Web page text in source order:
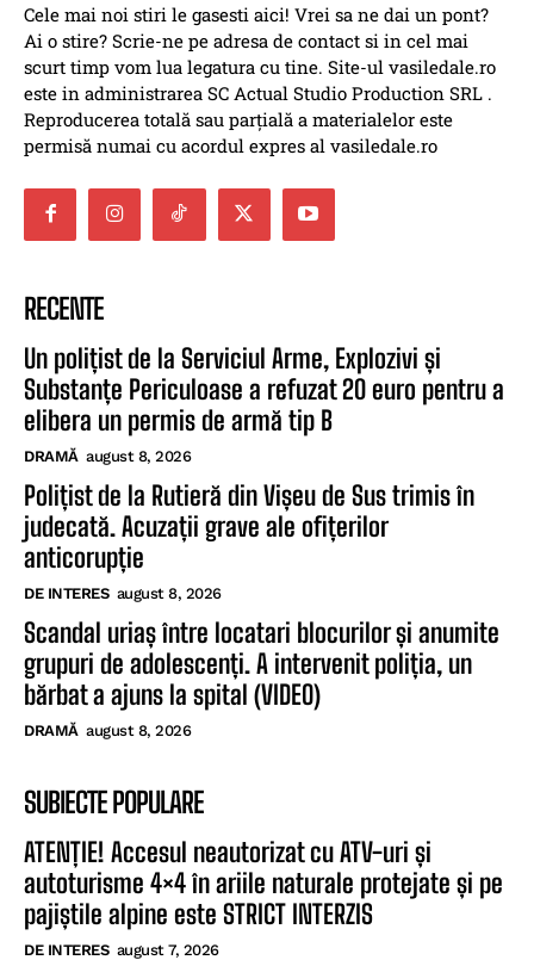
Cele mai noi stiri le gasesti aici! Vrei sa ne dai un pont?
Ai o stire? Scrie-ne pe adresa de contact si in cel mai
scurt timp vom lua legatura cu tine. Site-ul vasiledale.ro
este in administrarea SC Actual Studio Production SRL .
Reproducerea totală sau parțială a materialelor este
permisă numai cu acordul expres al vasiledale.ro
RECENTE
Un polițist de la Serviciul Arme, Explozivi și
Substanțe Periculoase a refuzat 20 euro pentru a
elibera un permis de armă tip B
DRAMĂ august 8, 2026
Polițist de la Rutieră din Vișeu de Sus trimis în
judecată. Acuzații grave ale ofițerilor
anticorupție
DE INTERES august 8, 2026
Scandal uriaș între locatari blocurilor și anumite
grupuri de adolescenți. A intervenit poliția, un
bărbat a ajuns la spital (VIDEO)
DRAMĂ august 8, 2026
SUBIECTE POPULARE
ATENȚIE! Accesul neautorizat cu ATV-uri și
autoturisme 4×4 în ariile naturale protejate și pe
pajiștile alpine este STRICT INTERZIS
DE INTERES august 7, 2026